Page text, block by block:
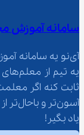
سامانه آموزش
آی‌نو یه سامانه
یه
ثابت کنه اگر
یاد بگیر!